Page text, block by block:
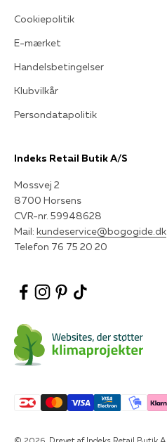
Cookiepolitik
E-mærket
Handelsbetingelser
Klubvilkår
Persondatapolitik
Indeks Retail Butik A/S
Mossvej 2
8700 Horsens
CVR-nr. 59948628
Mail: kundeservice@bogogide.dk
Telefon 76 75 20 20